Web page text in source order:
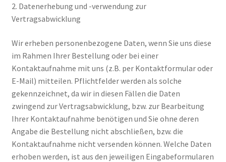
Kasse
Kasse
Mein Konto
Mein Konto
Metodi di pagamento
Minha conta
2. Datenerhebung und -verwendung zur
Vertragsabwicklung
Wir erheben personenbezogene Daten, wenn Sie uns diese
im Rahmen Ihrer Bestellung oder bei einer
Kontaktaufnahme mit uns (z.B. per Kontaktformular oder
E-Mail) mitteilen. Pflichtfelder werden als solche
gekennzeichnet, da wir in diesen Fällen die Daten
zwingend zur Vertragsabwicklung, bzw. zur Bearbeitung
Ihrer Kontaktaufnahme benötigen und Sie ohne deren
Angabe die Bestellung nicht abschließen, bzw. die
Kontaktaufnahme nicht versenden können. Welche Daten
erhoben werden, ist aus den jeweiligen Eingabeformularen